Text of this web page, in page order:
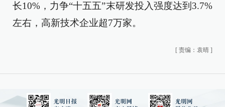
长10%，力争“十五五”末研发投入强度达到3.7%
左右，高新技术企业超7万家。
[ 责编：袁晴 ]